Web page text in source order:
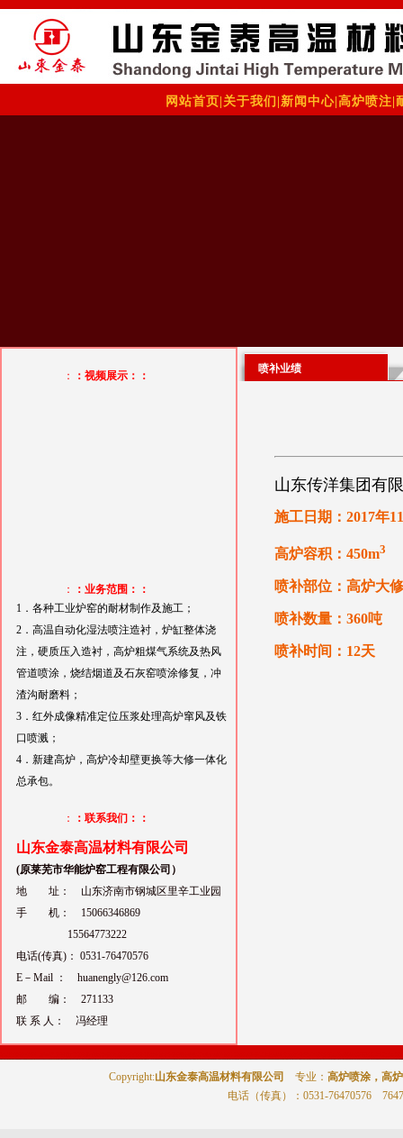
网站首页 关于我们 新闻中心 高炉喷注
： ：视频展示：：
：
：业务范围：：
1．各种工业炉窑的耐材制作及施工；
2．高温自动化湿法喷注造衬，炉缸整体浇
注，硬质压入造衬，高炉粗煤气系统及热风
管道喷涂，烧结烟道及石灰窑喷涂修复，冲
渣沟耐磨料；
3．红外成像精准定位压浆处理高炉窜风及铁
口喷溅；
4．新建高炉，高炉冷却壁更换等大修一体化
总承包。
： ：联系我们：：
山东金泰高温材料有限公司
(原莱芜市华能炉窑工程有限公司）
地 址： 山东济南市钢城区里辛工业园
手 机： 15066346869
15564773222
电话(传真)： 0531-76470576
E－Mail ： huanengly@126.com
邮 编： 271133
联 系 人： 冯经理
喷补业绩
山东传洋集团有
施工日期：2017年
高炉容积：450m3
喷补部位：高炉大
喷补数量：360吨
喷补时间：12天
Copyright:山东金泰高温材料有限公司 专业： 高炉喷涂，高
电话（传真）
：0531-76470576